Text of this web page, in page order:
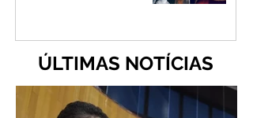
ÚLTIMAS NOTÍCIAS